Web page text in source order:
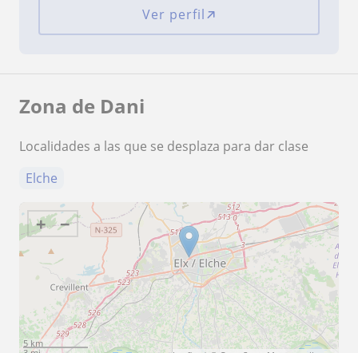
Ver perfil
Zona de Dani
Localidades a las que se desplaza para dar clase
Elche
+ −
5 km